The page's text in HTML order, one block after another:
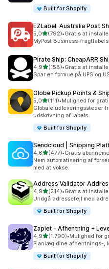
Built for Shopify
EZLabel: Australia Post
5,0ud af 5 stjerner
(792)
792 anmeldelser i alt
•Gratis at
MyPost Business-
Pirate Ship: CheapARR
4,9ud af 5 stjerner
(158)
158 anmeldelser i alt
•Gratis at
Spar en formue på UPS og
Globe Pickup Points &
5,0ud af 5 stjerner
(111)
111 anmeldelser i alt
•Mulighed for
Globale udleveringssteder
udskrivning af labels
Built for Shopify
Sendcloud | Shipping
4,6ud af 5 stjerner
(477)
477 anmeldelser i alt
•Gratis
Nem automatisering af
med at vokse.
Address Validator
4,9ud af 5 stjerner
(214)
214 anmeldelser i alt
•Gratis at
Undgå adressefejl med
Built for Shopify
Zapiet ‑ Afhentning +
4,9ud af 5 stjerner
(1.790)
1790 anmeldelser i alt
•Mulighed for
Planlæg dine afhentnings-,
Built for Shopify